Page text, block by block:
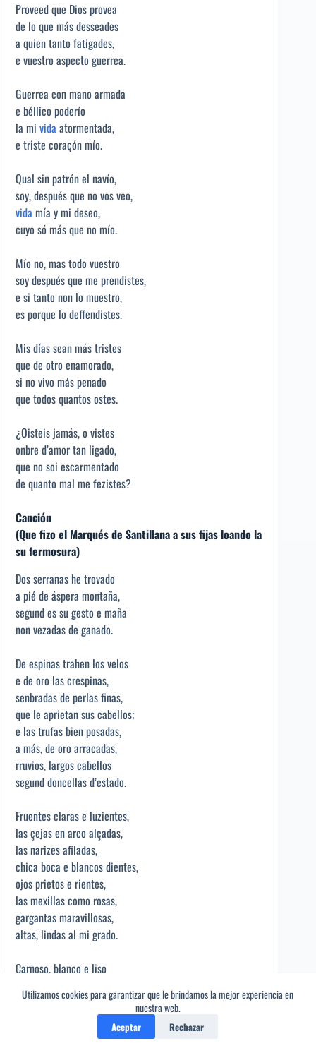
Utilizamos cookies para garantizar que le brindamos la mejor experiencia en
nuestra web.
Aceptar Rechazar
Proveed que Dios provea
de lo que más desseades
a quien tanto fatigades,
e vuestro aspecto guerrea.
Guerrea con mano armada
e béllico poderío
la mi vida atormentada,
e triste coraçón mío.
Qual sin patrón el navío,
soy, después que no vos veo,
vida mía y mi deseo,
cuyo só más que no mío.
Mío no, mas todo vuestro
soy después que me prendistes,
e si tanto non lo muestro,
es porque lo deffendistes.
Mis días sean más tristes
que de otro enamorado,
si no vivo más penado
que todos quantos ostes.
¿Oisteis jamás, o vistes
onbre d’amor tan ligado,
que no soi escarmentado
de quanto mal me fezistes?
Canción
(Que fizo el Marqués de Santillana a sus fijas loando la
su fermosura)
Dos serranas he trovado
a pié de áspera montaña,
segund es su gesto e maña
non vezadas de ganado.
De espinas trahen los velos
e de oro las crespinas,
senbradas de perlas finas,
que le aprietan sus cabellos;
e las trufas bien posadas,
a más, de oro arracadas,
rruvios, largos cabellos
segund doncellas d’estado.
Fruentes claras e luzientes,
las çejas en arco alçadas,
las narizes afiladas,
chica boca e blancos dientes,
ojos prietos e rientes,
las mexillas como rosas,
gargantas maravillosas,
altas, lindas al mi grado.
Carnoso, blanco e liso
porque Dios todos sus fechos
dexó quando fer las quiso;
dos pumas de paraíso